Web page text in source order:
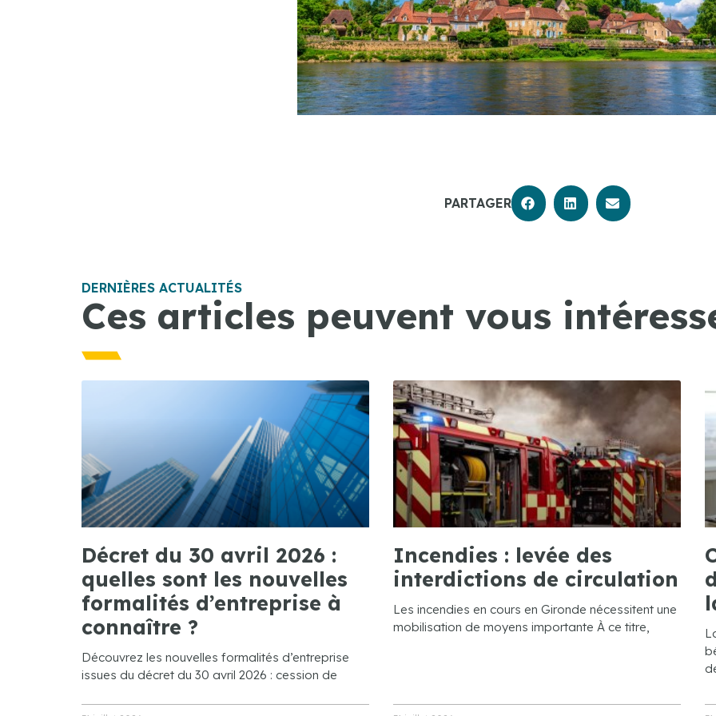
PARTAGER
DERNIÈRES ACTUALITÉS
Ces articles peuvent vous
Décret du 30 avril 2026 :
quelles sont les nouvelles
formalités d’entreprise à
connaître ?
Découvrez les nouvelles formalités d’entreprise
issues du décret du 30 avril 2026 : cession de
Incendies : levée des
interdictions de circulation
Les incendies en cours en Gironde nécessitent une
mobilisation de moyens importante À ce titre,